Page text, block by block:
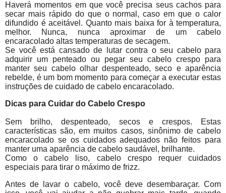
Haverá momentos em que você precisa seus cachos para
secar mais rápido do que o normal, caso em que o calor
difundido é aceitável. Quanto mais baixa for à temperatura,
melhor. Nunca, nunca aproximar de um cabelo
encaracolado altas temperaturas de secagem.
Se você está cansado de lutar contra o seu cabelo para
adquirir um penteado ou pegar seu cabelo crespo para
manter seu cabelo olhar despenteado, seco e aparência
rebelde, é um bom momento para começar a executar estas
instruções de cuidado de cabelo encaracolado.
Dicas para Cuidar do Cabelo Crespo
Sem brilho, despenteado, secos e crespos. Estas
características são, em muitos casos, sinônimo de cabelo
encaracolado se os cuidados adequados não feitos para
manter uma aparência de cabelo saudável, brilhante.
Como o cabelo liso, cabelo crespo requer cuidados
especiais para tirar o máximo de frizz.
Antes de lavar o cabelo, você deve desembaraçar. Com